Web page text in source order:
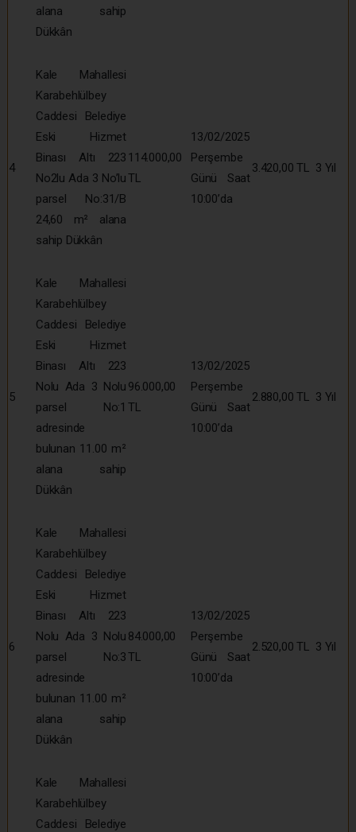
alana sahip
Dükkân
4
Kale Mahallesi
Karabehlülbey
Caddesi Belediye
Eski Hizmet
Binası Altı 223
No2lu Ada 3 No’lu
parsel No:31/B
24,60 m² alana
sahip Dükkân
114.000,00
TL
13/02/2025
Perşembe
Günü Saat
10:00’da
3.420,00 TL 3 Yıl
5
Kale Mahallesi
Karabehlülbey
Caddesi Belediye
Eski Hizmet
Binası Altı 223
Nolu Ada 3 Nolu
parsel No:1
adresinde
bulunan 11.00 m²
alana sahip
Dükkân
96.000,00
TL
13/02/2025
Perşembe
Günü Saat
10:00’da
2.880,00 TL 3 Yıl
6
Kale Mahallesi
Karabehlülbey
Caddesi Belediye
Eski Hizmet
Binası Altı 223
Nolu Ada 3 Nolu
parsel No:3
adresinde
bulunan 11.00 m²
alana sahip
Dükkân
84.000,00
TL
13/02/2025
Perşembe
Günü Saat
10:00’da
2.520,00 TL 3 Yıl
Kale Mahallesi
Karabehlülbey
Caddesi Belediye